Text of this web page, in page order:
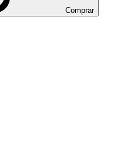
Comprar